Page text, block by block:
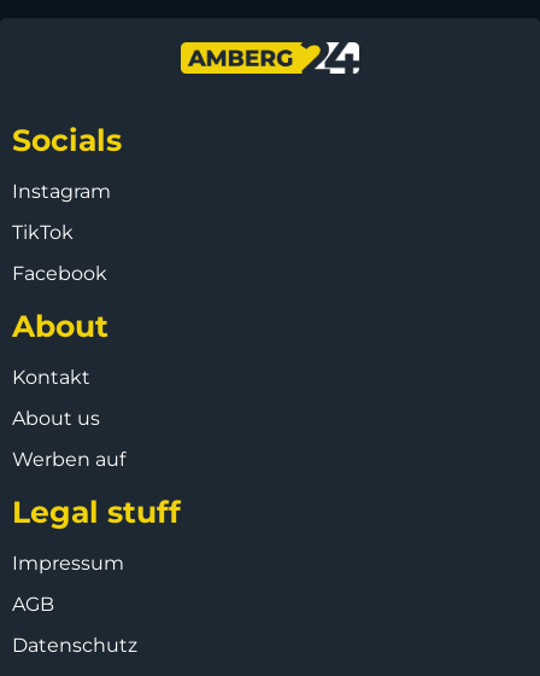
Socials
Instagram
TikTok
Facebook
About
Kontakt
About us
Werben auf
Legal stuff
Impressum
AGB
Datenschutz